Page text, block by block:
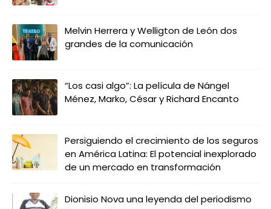
Melvin Herrera y Welligton de León dos
grandes de la comunicación
“Los casi algo”: La película de Nángel
Ménez, Marko, César y Richard Encanto
Persiguiendo el crecimiento de los seguros
en América Latina: El potencial inexplorado
de un mercado en transformación
Dionisio Nova una leyenda del periodismo